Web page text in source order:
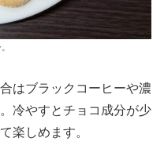
はブラックコーヒーや濃
冷やすとチョコ成分が少
楽しめます。